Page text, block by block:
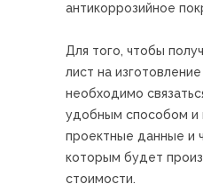
антикоррозийное
Для того, чтобы
лист на
необходимо
удобным способом и
проектные данные и
которым будет
стоимости.